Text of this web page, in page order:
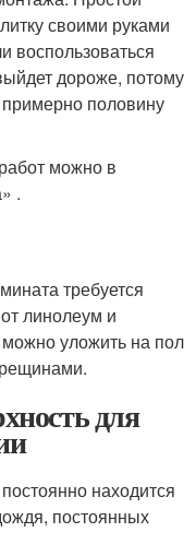
своими руками
воспользоваться
дороже, потому
примерно половину
можно в
.
требуется
линолеум и
уложить на пол
для
находится
постоянных